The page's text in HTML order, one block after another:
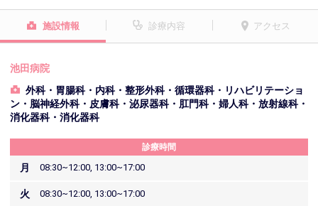
施設情報 診療内容 アクセス
池田病院
外科・胃腸科・内科・整形外科・循環器科・リハビリテーショ
ン・脳神経外科・皮膚科・泌尿器科・肛門科・婦人科・放射線科・
消化器科・消化器科
診療時間
月 08:30~12:00, 13:00~17:00
火 08:30~12:00, 13:00~17:00